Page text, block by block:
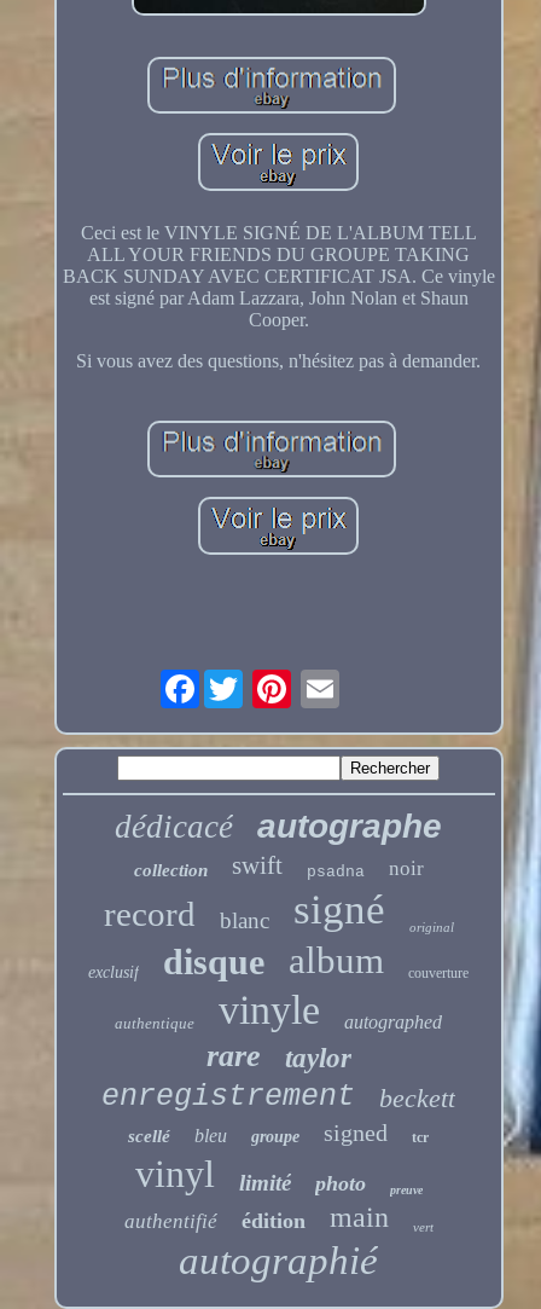
Ceci est le VINYLE SIGNÉ DE L'ALBUM TELL
ALL YOUR FRIENDS DU GROUPE TAKING
BACK SUNDAY AVEC CERTIFICAT JSA. Ce vinyle
est signé par Adam Lazzara, John Nolan et Shaun
Cooper.
Si vous avez des questions, n'hésitez pas à demander.
Facebook
dédicacé autographe
collection swift psadna noir
record blanc signé original
exclusif disque album couverture
authentique vinyle autographed
rare taylor
enregistrement beckett
scellé bleu groupe signed tcr
vinyl limité photo preuve
authentifié édition main vert
autographié